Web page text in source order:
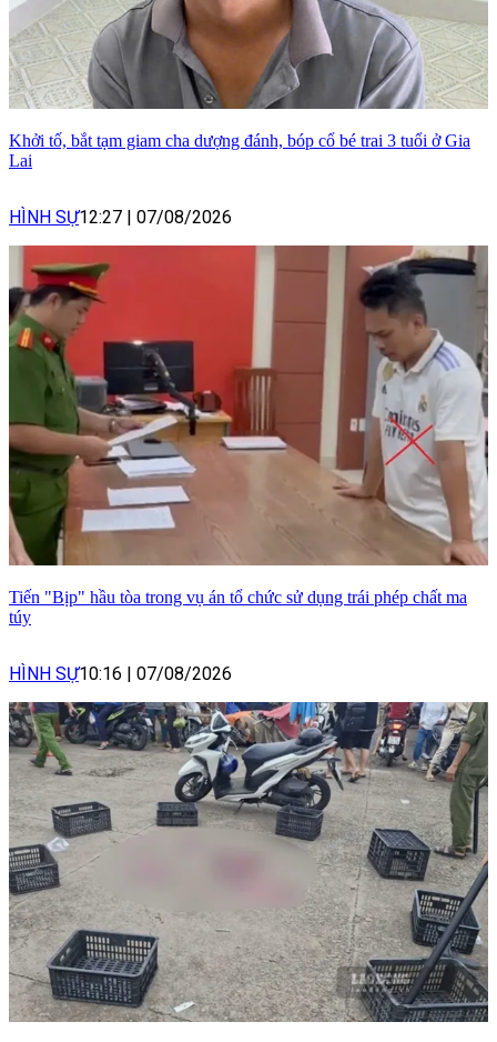
Khởi tố, bắt tạm giam cha dượng đánh, bóp cổ bé trai 3 tuổi ở Gia
Lai
HÌNH SỰ12:27 | 07/08/2026
Tiến "Bịp" hầu tòa trong vụ án tổ chức sử dụng trái phép chất ma
túy
HÌNH SỰ10:16 | 07/08/2026